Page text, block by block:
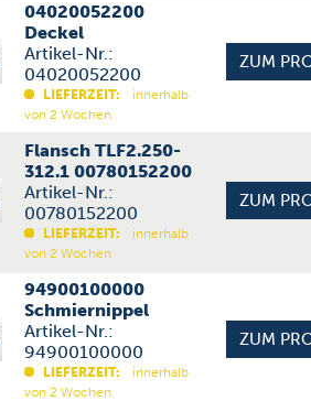
04020052200
Deckel
Artikel-Nr.:
04020052200
LIEFERZEIT:
innerhalb
von 2 Wochen
Flansch TLF2.250-
312.1 00780152200
Artikel-Nr.:
00780152200
LIEFERZEIT:
innerhalb
von 2 Wochen
94900100000
Schmiernippel
Artikel-Nr.:
94900100000
LIEFERZEIT:
innerhalb
von 2 Wochen